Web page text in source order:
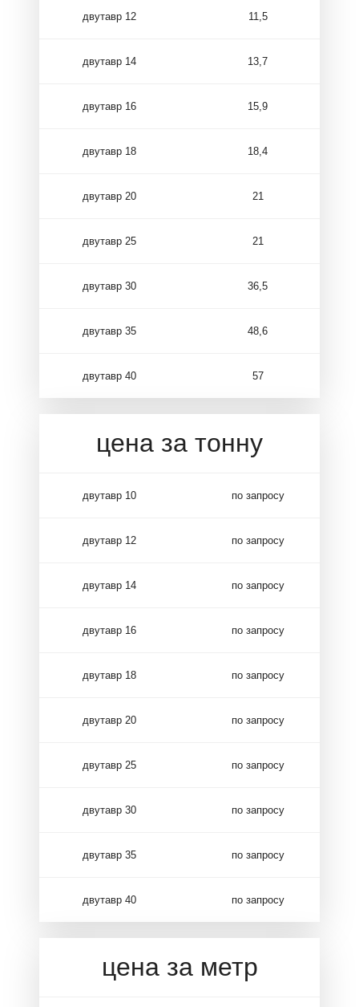
двутавр 12 11,5
двутавр 14 13,7
двутавр 16 15,9
двутавр 18 18,4
двутавр 20 21
двутавр 25 21
двутавр 30 36,5
двутавр 35 48,6
двутавр 40 57
цена за тонну
двутавр 10 по запросу
двутавр 12 по запросу
двутавр 14 по запросу
двутавр 16 по запросу
двутавр 18 по запросу
двутавр 20 по запросу
двутавр 25 по запросу
двутавр 30 по запросу
двутавр 35 по запросу
двутавр 40 по запросу
цена за метр